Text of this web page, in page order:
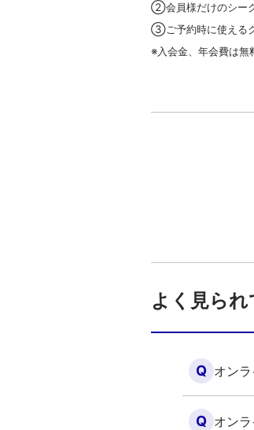
②会員様だけのシー
③ご予約時に使える
※入会金、年会費は無
よく見ら
Q オン
Q オン